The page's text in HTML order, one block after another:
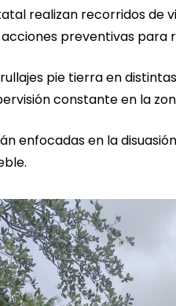
realizan recorridos de
preventivas para
pie tierra en
constante en la
enfocadas en la